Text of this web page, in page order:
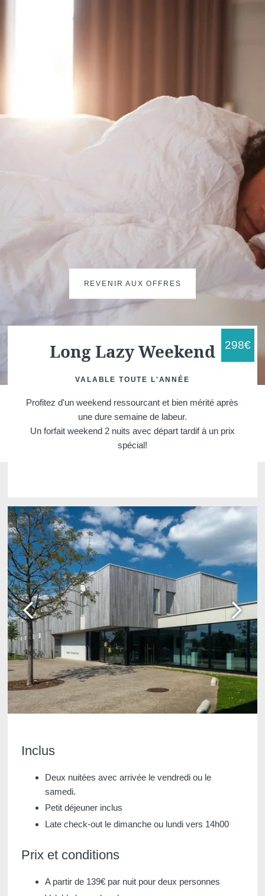
REVENIR AUX OFFRES
Long Lazy Weekend
VALABLE TOUTE L'ANNÉE
Profitez d'un weekend ressourcant et bien mérité après
une dure semaine de labeur.
Un forfait weekend 2 nuits avec départ tardif à un prix
spécial!
298€
Inclus
Deux nuitées avec arrivée le vendredi ou le
samedi.
Petit déjeuner inclus
Late check-out le dimanche ou lundi vers 14h00
Prix et conditions
A partir de 139€ par nuit pour deux personnes
Martin's
Rentmeesterij
Martin's Relais
Bruges, 4*
Martin's Brugge
Bruges, 3*
Martin's Brussels EU
Bruxelles, 4*
Martin's Château du
Lac
Genval, 5*
Martin's Manoir
Genval, 4*
Martin's Louvain-la-
Martin's All Suites
Martin's Klooster Martin's Patershof